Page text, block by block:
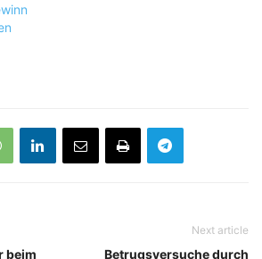
beim
Next article
Betrugsversuche durch